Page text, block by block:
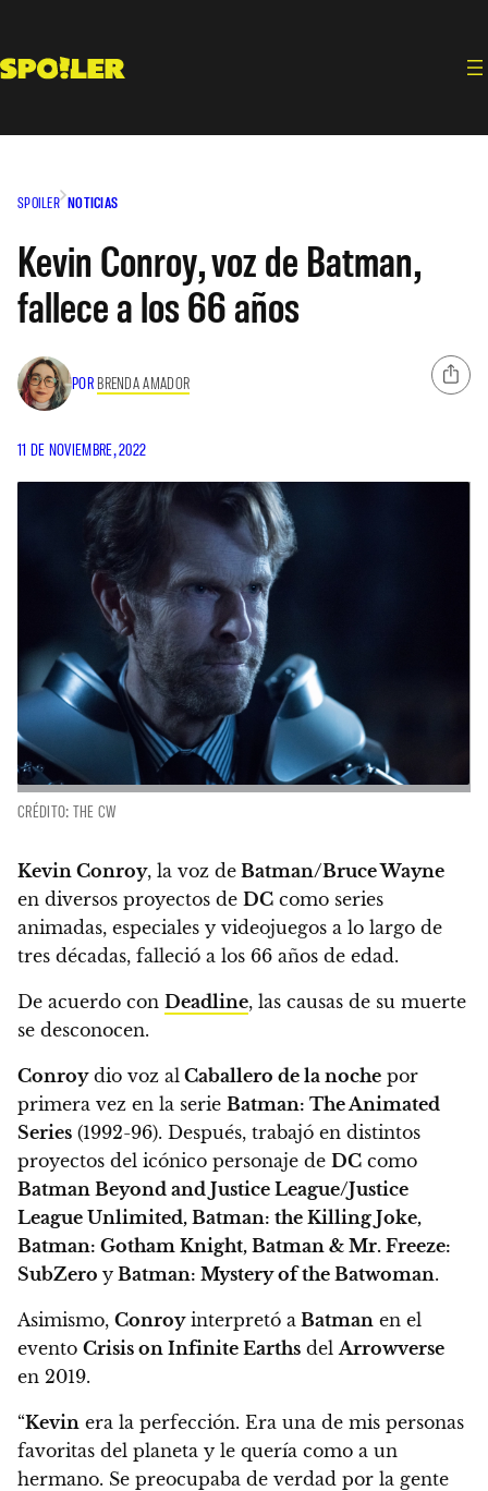
contenido
SPOILER NOTICIAS
Kevin Conroy, voz de Batman,
fallece a los 66 años
POR BRENDA AMADOR
11 DE NOVIEMBRE, 2022
CRÉDITO: THE CW
Kevin Conroy, la voz de Batman/Bruce Wayne
en diversos proyectos de DC como series
animadas, especiales y videojuegos a lo largo de
tres décadas, falleció a los 66 años de edad.
De acuerdo con Deadline, las causas de su muerte
se desconocen.
Conroydio voz al Caballero de la noche por
primera vez en la serie Batman: The Animated
Series (1992-96). Después, trabajó en distintos
proyectos del icónico personaje de DC como
Batman Beyond and Justice League/Justice
League Unlimited, Batman: the Killing Joke,
Batman: Gotham Knight, Batman & Mr. Freeze:
SubZero y Batman: Mystery of the Batwoman.
Asimismo, Conroyinterpretó a Batman en el
evento Crisis on Infinite Earths del Arrowverse
en 2019.
“Kevin era la perfección. Era una de mis personas
favoritas del planeta y le quería como a un
hermano. Se preocupaba de verdad por la gente